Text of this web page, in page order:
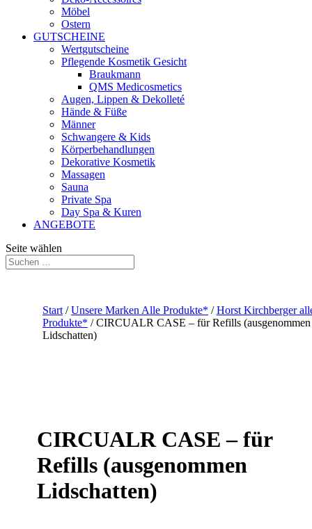
Möbel
Ostern
GUTSCHEINE
Wertgutscheine
Pflegende Kosmetik Gesicht
Braukmann
QMS Medicosmetics
Augen, Lippen & Dekolleté
Hände & Füße
Männer
Schwangere & Kids
Körperbehandlungen
Dekorative Kosmetik
Massagen
Sauna
Private Spa
Day Spa & Kuren
ANGEBOTE
Seite wählen
Start /Unsere Marken Alle Produkte* /Horst Kirchberger
Produkte* / CIRCUALR CASE – für Refills (ausgenommen
Lidschatten)
CIRCUALR CASE – für
Refills (ausgenommen
Lidschatten)